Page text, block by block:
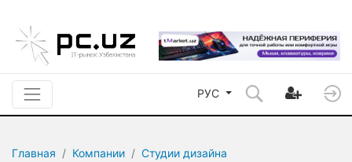
РУС
Главная Компании
Студии дизайна